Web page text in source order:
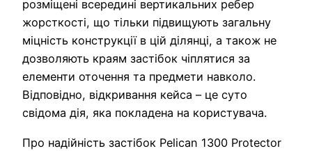
розміщені всередині вертикальних ребер
жорсткості, що тільки підвищують загальну
міцність конструкції в цій ділянці, а також не
дозволяють краям застібок чіплятися за
елементи оточення та предмети навколо.
Відповідно, відкривання кейса – це суто
свідома дія, яка покладена на користувача.
Про надійність застібок Pelican 1300 Protector